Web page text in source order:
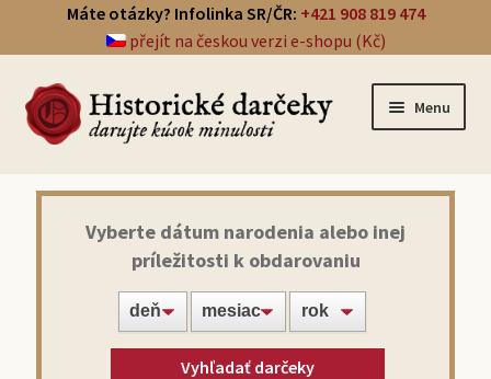
Máte otázky? Infolinka SR/ČR: +421 908 819 474
přejít na českou verzi e-shopu (Kč)
Menu
Prehľad darčekov
Noviny zo dňa narodenia
Víno z roku narodenia
Vyberte dátum narodenia alebo inej
príležitosti k obdarovaniu
Vyhľadať darčeky